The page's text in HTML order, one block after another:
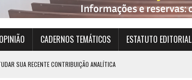
OPINIÃO CADERNOS TEMÁTICOS ESTATUTO EDITORIAL
SUA RECENTE CONTRIBUIÇÃO ANALÍTICA